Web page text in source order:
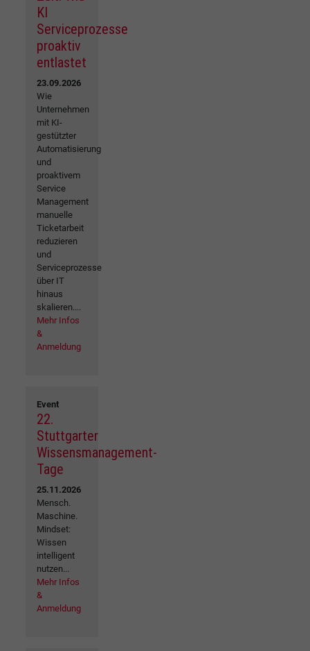
KI
Serviceprozesse
proaktiv
entlastet
23.09.2026
Wie
Unternehmen
mit KI-
gestützter
Automatisierung
und
proaktivem
Service
Management
manuelle
Ticketarbeit
reduzieren
und
Serviceprozesse
über IT
hinaus
skalieren....
Mehr Infos
&
Anmeldung
Event
22.
Stuttgarter
Wissensmanagement-
Tage
25.11.2026
Mensch.
Maschine.
Mindset:
Wissen
intelligent
nutzen...
Mehr Infos
&
Anmeldung